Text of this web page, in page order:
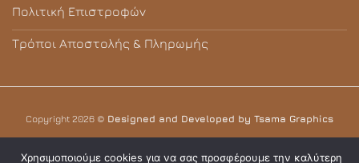
Πολιτική Επιστροφών
Τρόποι Αποστολής & Πληρωμής
Copyright 2026 © Designed and Developed by Tsama Graphics
Χρησιμοποιούμε cookies για να σας προσφέρουμε την καλύτερη